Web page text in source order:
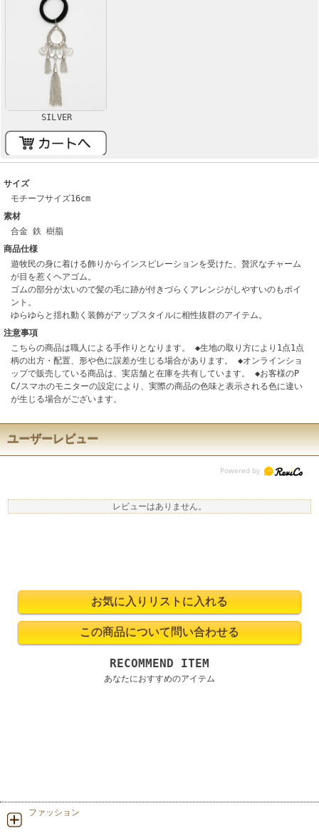
SILVER
サイズ
モチーフサイズ16cm
素材
合金 鉄 樹脂
商品仕様
遊牧民の身に着ける飾りからインスピレーションを受けた、贅沢なチャーム
が目を惹くヘアゴム。
ゴムの部分が太いので髪の毛に跡が付きづらくアレンジがしやすいのもポイ
ント。
ゆらゆらと揺れ動く装飾がアップスタイルに相性抜群のアイテム。
注意事項
こちらの商品は職人による手作りとなります。 ◆生地の取り方により1点1点
柄の出方・配置、形や色に誤差が生じる場合があります。 ◆オンラインショ
ップで販売している商品は、実店舗と在庫を共有しています。 ◆お客様のP
C/スマホのモニターの設定により、実際の商品の色味と表示される色に違い
が生じる場合がございます。
ユーザーレビュー
レビューはありません。
RECOMMEND ITEM
あなたにおすすめのアイテム
ファッション